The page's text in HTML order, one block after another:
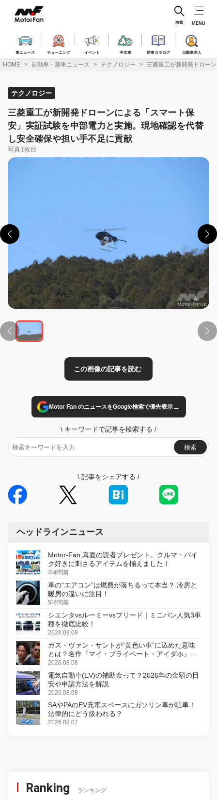
ス
車ニュース チューニング イベント 中古車 新車カタログ 自動車求人
検索 MENU
HOME 自動車・新車ニュース テクノロジー 三菱重工が新開発ドロー
テクノロジー
三菱重工が新開発ドローンによる「スマート保
安」実証試験を中部電力と実施。現地確認を代替
し安全確保や担い手不足に貢献
写真1枚目
この画像の記事を読む
Motor Fan のニュースをGoogle検索で優先表示→
\ キーワードで記事を検索する /
検索
\ 記事をシェアする /
ヘッドラインニュース
Motor-Fan 真夏の読者プレゼント。クルマ・バイ
ク好きに刺さるアイテムを揃えました！
2時間前
車の“エアコン”は燃費が落ちるって本当？ 冷房と
暖房の違いに注目！
5時間前
シエンタvsルーミーvsフリード｜ミニバン人気3車
種を徹底比較！
2026.08.09
ガス・ヴァン・サントが“黄色い車”に込めた意味
とは？名作『マイ・プライベート・アイダホ』が
初のデジタルリマスター版で復活
2026.08.08
電気自動車(EV)の補助金って？2026年の金額の目
安や申請方法を解説
2026.08.08
SAやPAのEV充電スペースにガソリン車が駐車！
法律的にどう扱われる？
2026.08.07
Ranking ランキング